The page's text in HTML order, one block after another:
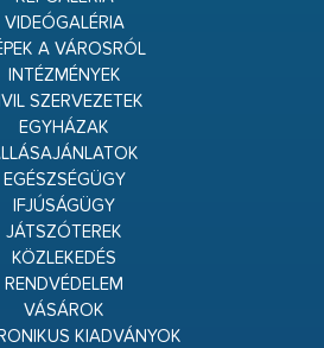
VIDEÓGALÉRIA
A VÁROSRÓL
INTÉZMÉNYEK
SZERVEZETEK
EGYHÁZAK
EGÉSZSÉGÜGY
IFJÚSÁGÜGY
JÁTSZÓTEREK
KÖZLEKEDÉS
RENDVÉDELEM
VÁSÁROK
KIADVÁNYOK